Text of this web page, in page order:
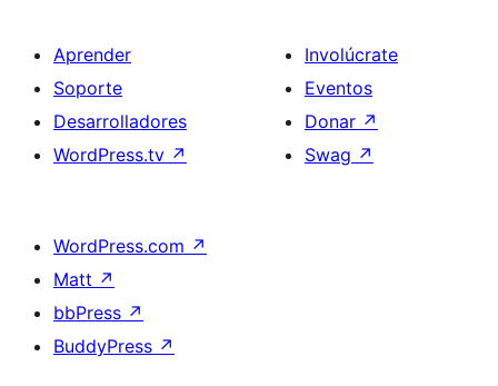
Aprender
Soporte
Desarrolladores
WordPress.tv ↗
Involúcrate
Eventos
Donar ↗
Swag ↗
WordPress.com ↗
Matt ↗
bbPress ↗
BuddyPress ↗